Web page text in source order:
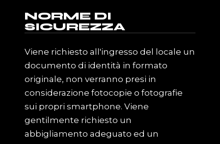
NORME DI
SICUREZZA
Viene richiesto all'ingresso del locale un
documento di identità in formato
originale, non verranno presi in
considerazione fotocopie o fotografie
sui propri smartphone. Viene
gentilmente richiesto un
abbigliamento adeguato ed un